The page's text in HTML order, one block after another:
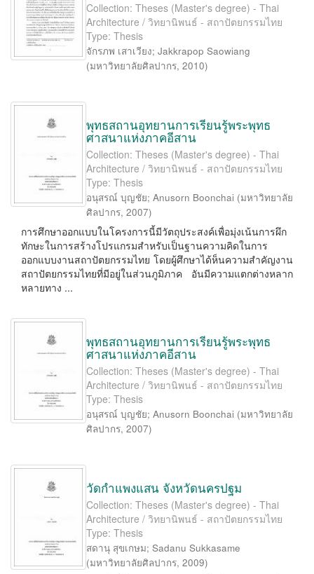
Collection: Theses (Master's degree) - Thai
Architecture / วิทยานิพนธ์ - สถาปัตยกรรมไทย
Type: Thesis
จักรภพ เสาเวียง; Jakkrapop Saowiang
(มหาวิทยาลัยศิลปากร, 2010)
พุทธสถานอุทยานการเรียนรู้พระพุทธ
ศาสนาแห่งภาคอีสาน
Collection: Theses (Master's degree) - Thai
Architecture / วิทยานิพนธ์ - สถาปัตยกรรมไทย
Type: Thesis
อนุสรณ์ บุญชัย; Anusorn Boonchai (มหาวิทยาลัย
ศิลปากร, 2007)
การศึกษาออกแบบในโครงการนี้มีวัตถุประสงค์เพื่อมุ่งเน้นการผึก
ทักษะในการสร้างโปรแกรมสำหรับเป็นฐานความคิดในการ
ออกแบบงานสถาปัตยกรรมไทย โดยผู้ศึกษาได้ห็นความสำคัญงาน
สถาปัตยกรรมไทยที่มีอยู่ในส่วนภูมิภาค อันมีความแตกต่างหลาก
หลายทาง ...
พุทธสถานอุทยานการเรียนรู้พระพุทธ
ศาสนาแห่งภาคอีสาน
Collection: Theses (Master's degree) - Thai
Architecture / วิทยานิพนธ์ - สถาปัตยกรรมไทย
Type: Thesis
อนุสรณ์ บุญชัย; Anusorn Boonchai (มหาวิทยาลัย
ศิลปากร, 2007)
วัดกำแพงแสน จังหวัดนครปฐม
Collection: Theses (Master's degree) - Thai
Architecture / วิทยานิพนธ์ - สถาปัตยกรรมไทย
Type: Thesis
สดานุ สุขเกษม; Sadanu Sukkasame
(มหาวิทยาลัยศิลปากร, 2009)